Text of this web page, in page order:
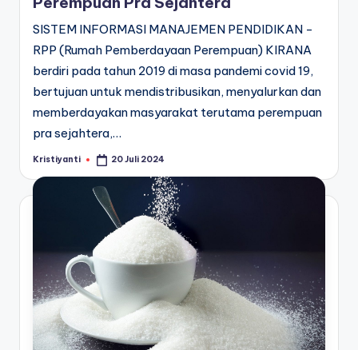
SISTEM INFORMASI MANAJEMEN PENDIDIKAN -
RPP (Rumah Pemberdayaan Perempuan) KIRANA
berdiri pada tahun 2019 di masa pandemi covid 19,
bertujuan untuk mendistribusikan, menyalurkan dan
memberdayakan masyarakat terutama perempuan
pra sejahtera,…
Posted
Kristiyanti 20 Juli 2024